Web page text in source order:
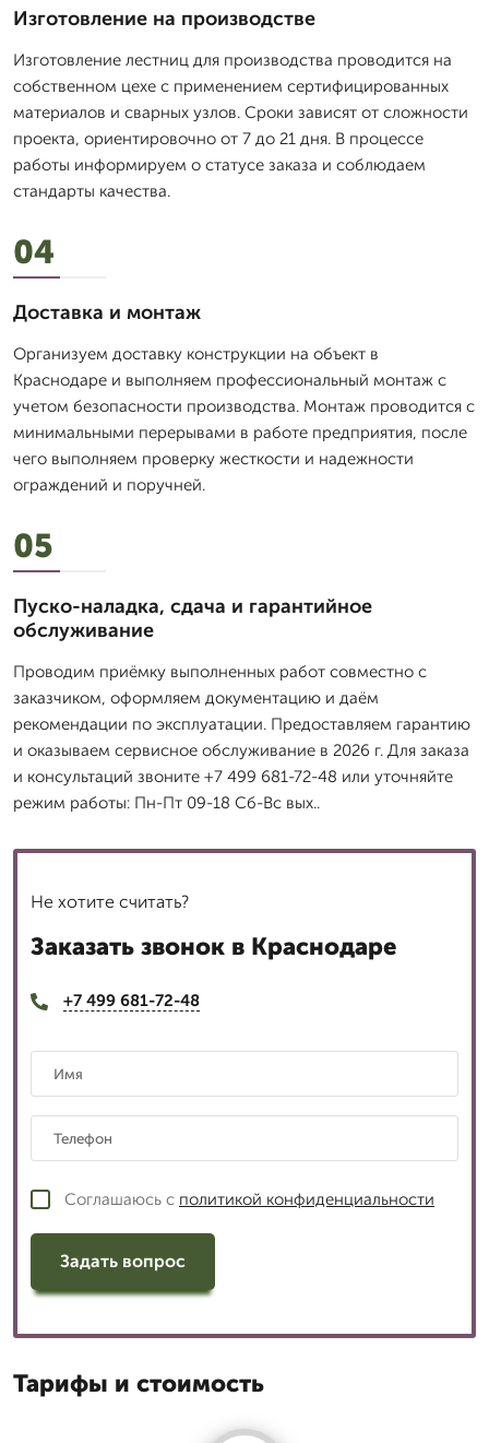
Изготовление на производстве
Изготовление лестниц для производства проводится на
собственном цехе с применением сертифицированных
материалов и сварных узлов. Сроки зависят от сложности
проекта, ориентировочно от 7 до 21 дня. В процессе
работы информируем о статусе заказа и соблюдаем
стандарты качества.
04
Доставка и монтаж
Организуем доставку конструкции на объект в
Краснодаре и выполняем профессиональный монтаж с
учетом безопасности производства. Монтаж проводится с
минимальными перерывами в работе предприятия, после
чего выполняем проверку жесткости и надежности
ограждений и поручней.
05
Пуско-наладка, сдача и гарантийное
обслуживание
Проводим приёмку выполненных работ совместно с
заказчиком, оформляем документацию и даём
рекомендации по эксплуатации. Предоставляем гарантию
и оказываем сервисное обслуживание в 2026 г. Для заказа
и консультаций звоните +7 499 681-72-48 или уточняйте
режим работы: Пн-Пт 09-18 Сб-Вс вых..
Не хотите считать?
Заказать звонок в Краснодаре
+7 499 681-72-48
Соглашаюсь с политикой конфиденциальности
Задать вопрос
Тарифы и стоимость